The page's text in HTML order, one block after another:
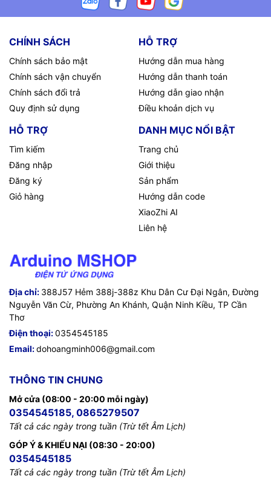
CHÍNH SÁCH
Chính sách bảo mật
Chính sách vận chuyển
Chính sách đổi trả
Quy định sử dụng
HỖ TRỢ
Hướng dẫn mua hàng
Hướng dẫn thanh toán
Hướng dẫn giao nhận
Điều khoản dịch vụ
HỖ TRỢ
Tìm kiếm
Đăng nhập
Đăng ký
Giỏ hàng
DANH MỤC NỔI BẬT
Trang chủ
Giới thiệu
Sản phẩm
Hướng dẫn code
XiaoZhi AI
Liên hệ
Địa chỉ: 388J57 Hẻm 388j-388z Khu Dân Cư Đại Ngân, Đường
Nguyễn Văn Cừ, Phường An Khánh, Quận Ninh Kiều, TP Cần
Thơ
Điện thoại:0354545185
Email:dohoangminh006@gmail.com
THÔNG TIN CHUNG
Mở cửa (08:00 - 20:00 mỗi ngày)
0354545185, 0865279507
Tất cả các ngày trong tuần (Trừ tết Âm Lịch)
GÓP Ý & KHIẾU NẠI (08:30 - 20:00)
0354545185
Tất cả các ngày trong tuần (Trừ tết Âm Lịch)